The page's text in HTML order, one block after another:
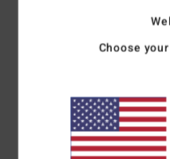
Knopfleiste vorne
Zusammensetzung
Choose